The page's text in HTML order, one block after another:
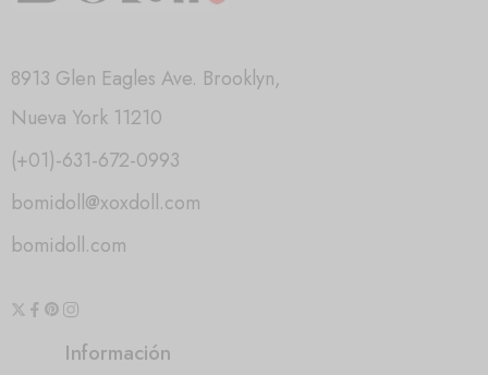
8913 Glen Eagles Ave. Brooklyn,
Nueva York 11210
(+01)-631-672-0993
bomidoll@xoxdoll.com
bomidoll.com
Información